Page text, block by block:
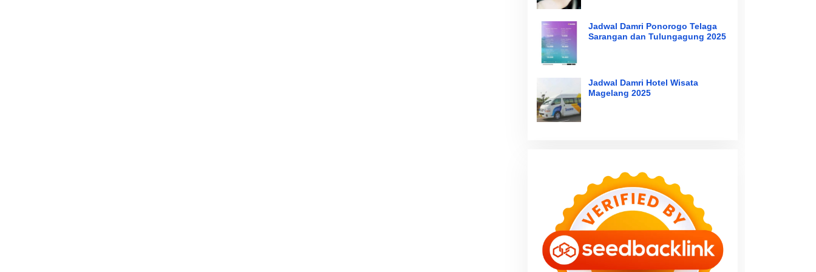
Jadwal Damri Ponorogo Telaga
Sarangan dan Tulungagung 2025
Jadwal Damri Hotel Wisata
Magelang 2025